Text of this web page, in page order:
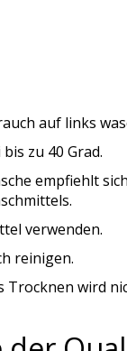
auf links
zu 40 Grad.
empfiehlt
verwenden.
reinigen.
Trocknen wird